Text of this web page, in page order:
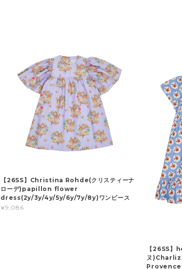
【26SS】Christina Rohde(クリスティーナ
ローデ)papillon flower
dress(2y/3y/4y/5y/6y/7y/8y)ワンピース
¥9,086
【26SS
ヌ